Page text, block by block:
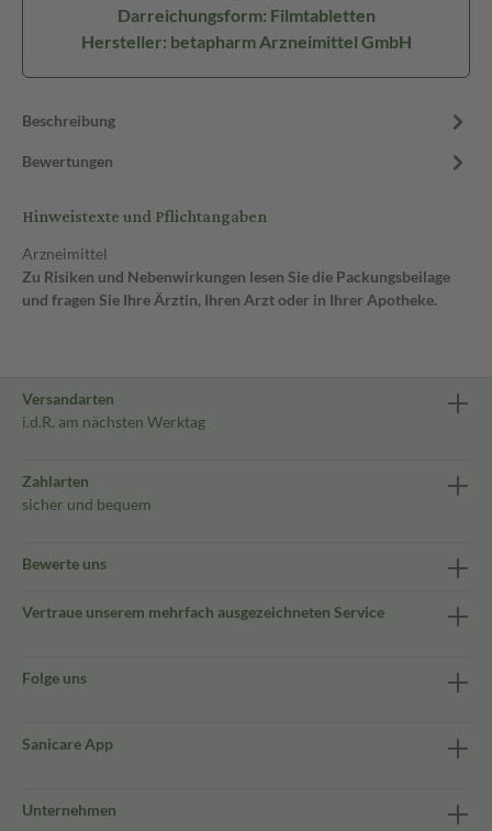
Darreichungsform: Filmtabletten
Hersteller: betapharm Arzneimittel GmbH
Beschreibung
Bewertungen
Hinweistexte und Pflichtangaben
Arzneimittel
Zu Risiken und Nebenwirkungen lesen Sie die Packungsbeilage
und fragen Sie Ihre Ärztin, Ihren Arzt oder in Ihrer Apotheke.
Versandarten
i.d.R. am nächsten Werktag
Zahlarten
sicher und bequem
Bewerte uns
Vertraue unserem mehrfach ausgezeichneten Service
Folge uns
Sanicare App
Unternehmen